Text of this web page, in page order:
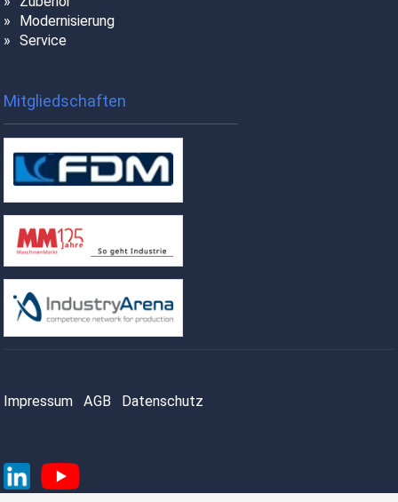
Modernisierung
Service
Mitgliedschaften
Impressum AGB Datenschutz